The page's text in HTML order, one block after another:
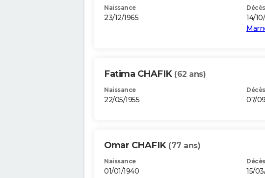
Naissance
23/12/1965
Décès
14/
Fatima CHAFIK (62 ans)
Naissance
22/05/1955
Décès
07/
Omar CHAFIK (77 ans)
Naissance
01/01/1940
Décès
15/